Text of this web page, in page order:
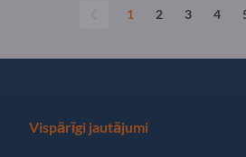
1 2 3 4
Vispārīgi jautājumi